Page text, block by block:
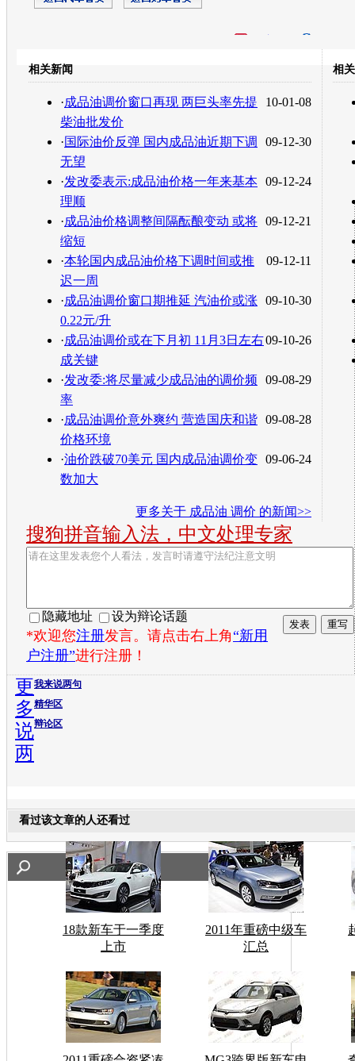
转发至：
相关新闻
10-01-08
·成品油调价窗口再现 两巨头率先提
柴油批发价
09-12-30
·国际油价反弹 国内成品油近期下调
无望
09-12-24
·发改委表示:成品油价格一年来基本
理顺
09-12-21
·成品油价格调整间隔酝酿变动 或将
缩短
09-12-11
·本轮国内成品油价格下调时间或推
迟一周
09-10-30
·成品油调价窗口期推延 汽油价或涨
0.22元/升
09-10-26
·成品油调价或在下月初 11月3日左右
成关键
09-08-29
·发改委:将尽量减少成品油的调价频
率
09-08-28
·成品油调价意外爽约 营造国庆和谐
价格环境
09-06-24
·油价跌破70美元 国内成品油调价变
数加大
更多关于 成品油 调价 的新闻>>
相
搜狗拼音输入法，中文处理专家
隐藏地址 设为辩论话题
*欢迎您注册发言。请点击右上角“新用
户注册”进行注册！
我来说两句
精华区
辩论区
更
多
说
两
看过该文章的人还看过
18款新车于一季度
上市
2011年重磅中级车
汇总